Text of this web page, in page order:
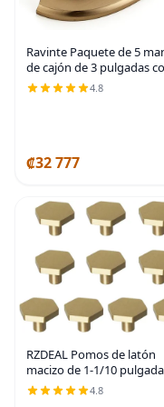
Ravinte Paquete de 5
de cajón de 3 pulgadas
tiradores de copa de
gabinete de bronce
4.8
₡32 777
RZDEAL Pomos de latón
macizo de 1-1/10
pomo y tiradores
hexagonales para cajones
4.8